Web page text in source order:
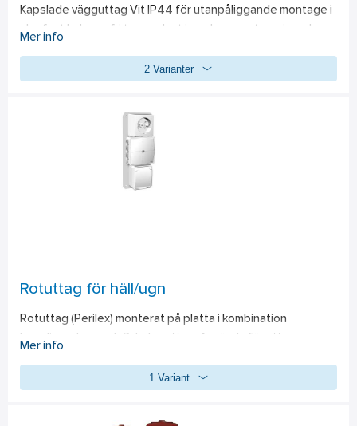
Kapslade vägguttag Vit IP44 för utanpåliggande montage i
slagfast halogenfri termoplast i modern smutsavvisande
UL94-5v och därmed lämpligt för lantbruk.
Mer info
2 Varianter
Rotuttag för häll/ugn
Rotuttag (Perilex) monterat på platta i kombination
kopplingsdosa och Schuko-uttag. Används för att
Mer info
1 Variant